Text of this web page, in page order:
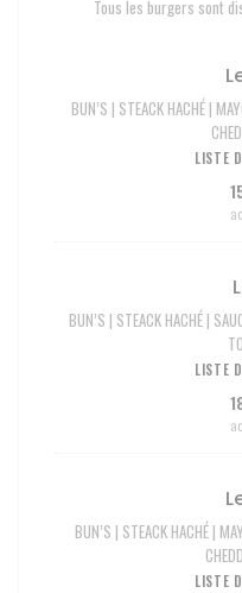
Tous les burgers sont
BUN’S | STEACK HACHÉ |
LISTE
BUN’S | STEACK HACHÉ |
LISTE
BUN’S | STEACK HACHÉ |
LISTE